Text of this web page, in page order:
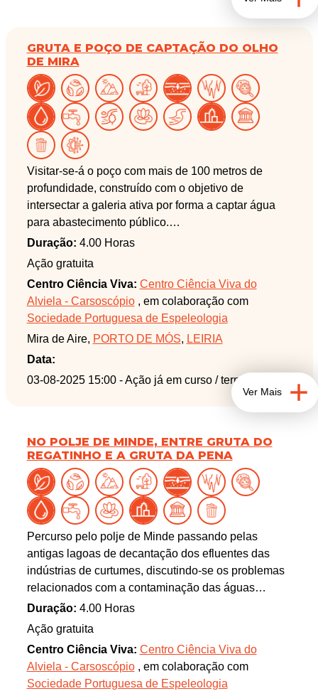
GRUTA E POÇO DE CAPTAÇÃO DO OLHO
DE MIRA
Visitar-se-á o poço com mais de 100 metros de
profundidade, construído com o objetivo de
intersectar a galeria ativa por forma a captar água
para abastecimento público.
Seguidamente, na gruta do Olho de Mira, será
explicada a estruturação das circulações
subterrâneas na região e será visitada uma parte da
gruta que ainda contém elementos do antigo
sistema de captação de água instalado no seu
interior.
Duração: 4.00 Horas
Ação gratuita
Centro Ciência Viva: Centro Ciência Viva do
Alviela - Carsoscópio, em colaboração com
Sociedade Portuguesa de Espeleologia
Mira de Aire, PORTO DE MÓS, LEIRIA
Data:
03-08-2025 15:00 - Ação já em curso / terminada
Ver Mais
NO POLJE DE MINDE, ENTRE GRUTA DO
REGATINHO E A GRUTA DA PENA
Percurso pelo polje de Minde passando pelas
antigas lagoas de decantação dos efluentes das
indústrias de curtumes, discutindo-se os problemas
relacionados com a contaminação das águas
subterrâneas da região. Segue-se a visita em
direção à gruta do Regatinho, uma das nascentes
que contribui para as cheias periódicas do polje de
Minde, continuando a visita até as grutas da
Contenda e da Pena. No regresso, visita-se o
Duração: 4.00 Horas
Ação gratuita
Centro Ciência Viva: Centro Ciência Viva do
Alviela - Carsoscópio, em colaboração com
Sociedade Portuguesa de Espeleologia